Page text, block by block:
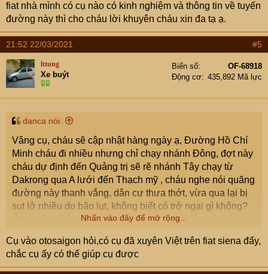
fiat nhà mình có cụ nào có kinh nghiệm và thông tin về tuyến
đường này thì cho cháu lời khuyên cháu xin đa tạ ạ.
21:52 22/03/2021 #5
lttung
Xe buýt
Biển số
OF-68918
Động cơ
435,892 Mã lực
danca nói:
Vâng cụ, cháu sẽ cập nhật hàng ngày ạ, Đường Hồ Chí
Minh cháu đi nhiều nhưng chỉ chạy nhánh Đông, đợt này
cháu dự định đến Quảng trị sẽ rẽ nhánh Tây chạy từ
Dakrong qua A lưới đến Thạch mỹ , cháu nghe nói quãng
đường này thanh vắng, dân cư thưa thớt, vừa qua lại bị
sụt lở nhiều do bão lụt, không biết có trở ngại gì không?
Ở box fiat nhà mình có cụ nào có kinh nghiệm và thông
đa tạ ạ.
Nhấn vào đây để mở rộng...
Cụ vào otosaigon hỏi,có cụ đã xuyên Việt trên fiat siena đấy,
chắc cụ ấy có thể giúp cụ được